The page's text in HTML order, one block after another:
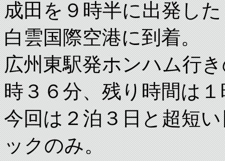
成田を９時半に出発し
白雲国際空港に到着。
広州東駅発ホンハム行
時３６分、残り時間は
今回は２泊３日と超短
ックのみ。